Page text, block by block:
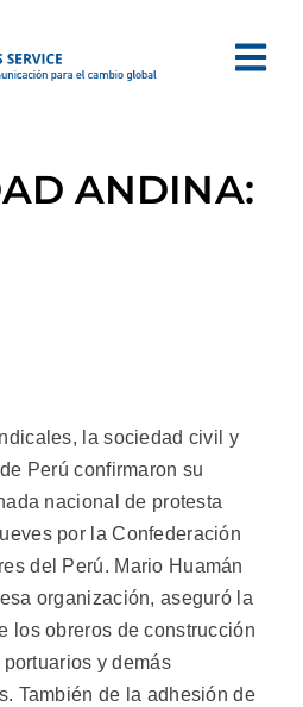
ANDINA:
la sociedad civil y
Perú confirmaron su
nacional de protesta
por la Confederación
del Perú. Mario Huamán
organización, aseguró la
los obreros de construcción
y demás
También de la adhesión de